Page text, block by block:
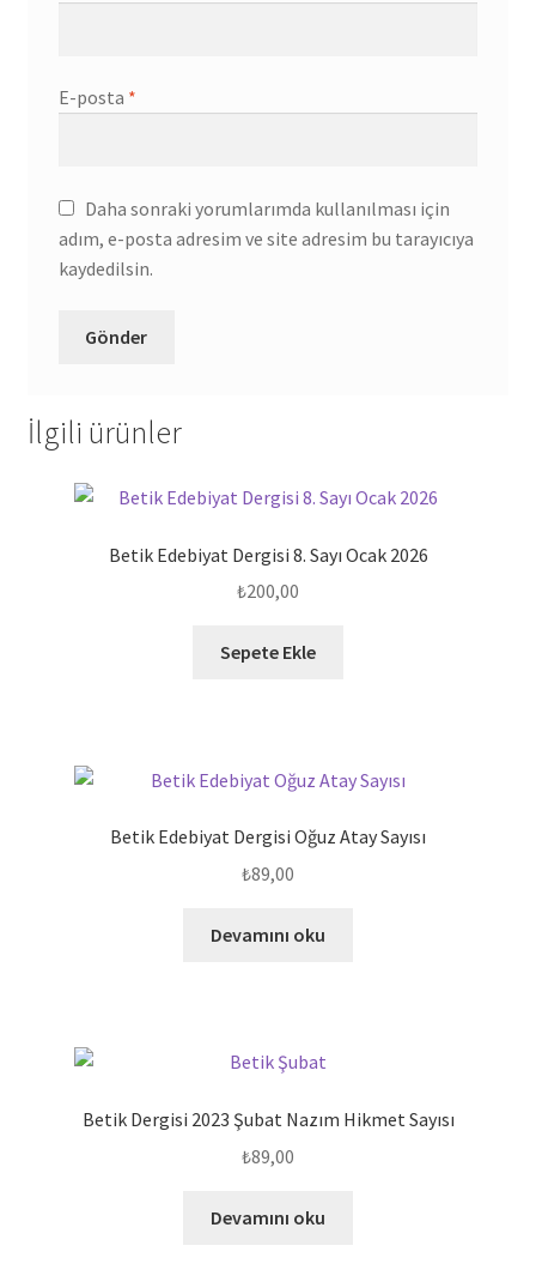
E-posta *
Daha sonraki yorumlarımda kullanılması için
adım, e-posta adresim ve site adresim bu tarayıcıya
kaydedilsin.
İlgili ürünler
Betik Edebiyat Dergisi 8. Sayı Ocak 2026
₺200,00
Sepete Ekle
Betik Edebiyat Dergisi Oğuz Atay Sayısı
₺89,00
Devamını oku
Betik Dergisi 2023 Şubat Nazım Hikmet Sayısı
₺89,00
Devamını oku